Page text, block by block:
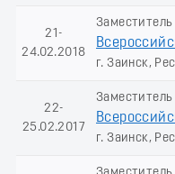
21-
24.02.2018
Заместитель
г. Заинск,
22-
25.02.2017
Заместитель
г. Заинск,